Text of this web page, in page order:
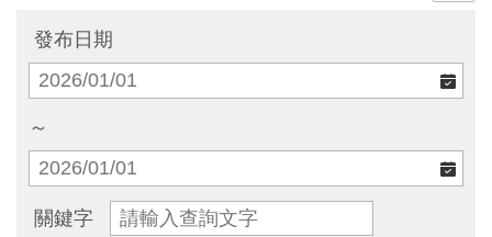
認
識
臺
博
參
觀
發布日期
～
關鍵字